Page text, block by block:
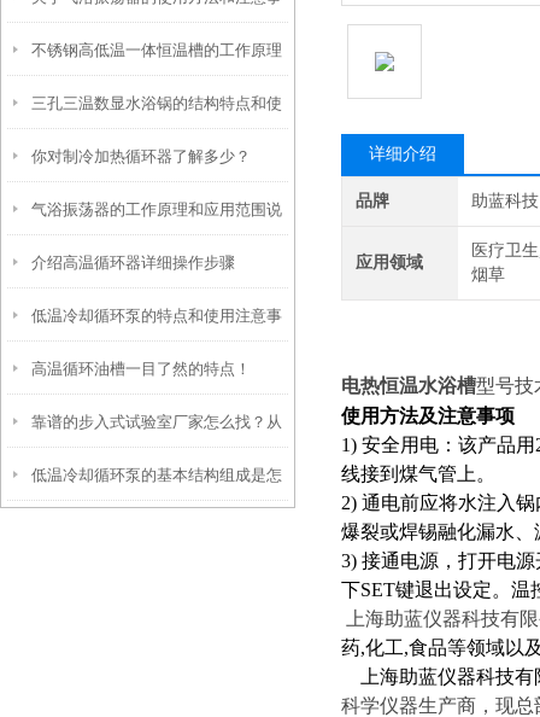
项
不锈钢高低温一体恒温槽的工作原理
和控制系统介绍
三孔三温数显水浴锅的结构特点和使
用步骤
你对制冷加热循环器了解多少？
气浴振荡器的工作原理和应用范围说
明
介绍高温循环器详细操作步骤
低温冷却循环泵的特点和使用注意事
项
高温循环油槽一目了然的特点！
靠谱的步入式试验室厂家怎么找？从
信誉和资质入手
低温冷却循环泵的基本结构组成是怎
详细介绍
品牌 助蓝科技
应用领域
医疗卫
烟草
电热恒温水浴槽型号技
使用方法及注意事项
1) 安全用电：该产品
线接到煤气管上。
2) 通电前应将水注入
爆裂或焊锡融化漏水、
3) 接通电源，打开电
下SET键退出设定。温
上海助蓝仪器科技有
药,化工,食品等领域以
上海助蓝仪器科技有
科学仪器生产商，现